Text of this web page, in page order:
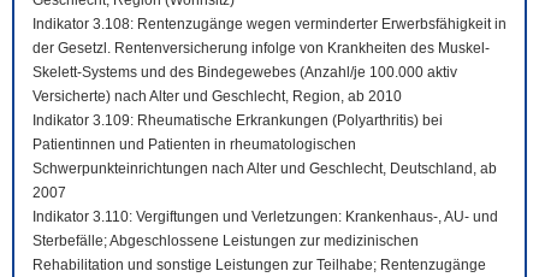
Indikator 3.108: Rentenzugänge wegen verminderter Erwerbsfähigkeit in
der Gesetzl. Rentenversicherung infolge von Krankheiten des Muskel-
Skelett-Systems und des Bindegewebes (Anzahl/je 100.000 aktiv
Versicherte) nach Alter und Geschlecht, Region, ab 2010
Indikator 3.109: Rheumatische Erkrankungen (Polyarthritis) bei
Patientinnen und Patienten in rheumatologischen
Schwerpunkteinrichtungen nach Alter und Geschlecht, Deutschland, ab
2007
Indikator 3.110: Vergiftungen und Verletzungen: Krankenhaus-, AU- und
Sterbefälle; Abgeschlossene Leistungen zur medizinischen
Rehabilitation und sonstige Leistungen zur Teilhabe; Rentenzugänge